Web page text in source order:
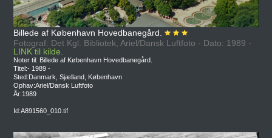
Billede af København Hovedbanegård.
Fotograf: Det Kgl. Bibliotek, Ariel/Dansk Luftfoto - Dato: 1989 -
LINK til kilde.
Noter til: Billede af København Hovedbanegård.
Titel:- 1989 -
Sted:Danmark, Sjælland, København
Ophav:Ariel/Dansk Luftfoto
År:1989
Id:A891560_010.tif